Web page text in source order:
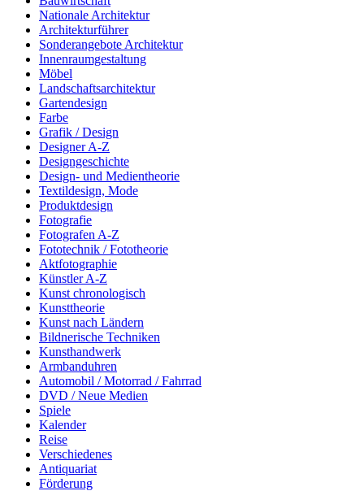
Nationale Architektur
Architekturführer
Sonderangebote Architektur
Innenraumgestaltung
Möbel
Landschaftsarchitektur
Gartendesign
Farbe
Grafik / Design
Designer A-Z
Designgeschichte
Design- und Medientheorie
Textildesign, Mode
Produktdesign
Fotografie
Fotografen A-Z
Fototechnik / Fototheorie
Aktfotographie
Künstler A-Z
Kunst chronologisch
Kunsttheorie
Kunst nach Ländern
Bildnerische Techniken
Kunsthandwerk
Armbanduhren
Automobil / Motorrad / Fahrrad
DVD / Neue Medien
Spiele
Kalender
Reise
Verschiedenes
Antiquariat
Förderung